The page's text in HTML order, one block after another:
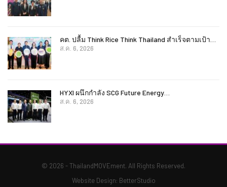
คต. ปลื้ม Think Rice Think Thailand สำเร็จตามเป้า…
ส.ค. 6, 2026
HYXI ผนึกกำลัง SCG Future Energy…
ส.ค. 6, 2026
© 2026 - ThailandMOVEment. All Rights Reserved.
Website Design: BetterStudio